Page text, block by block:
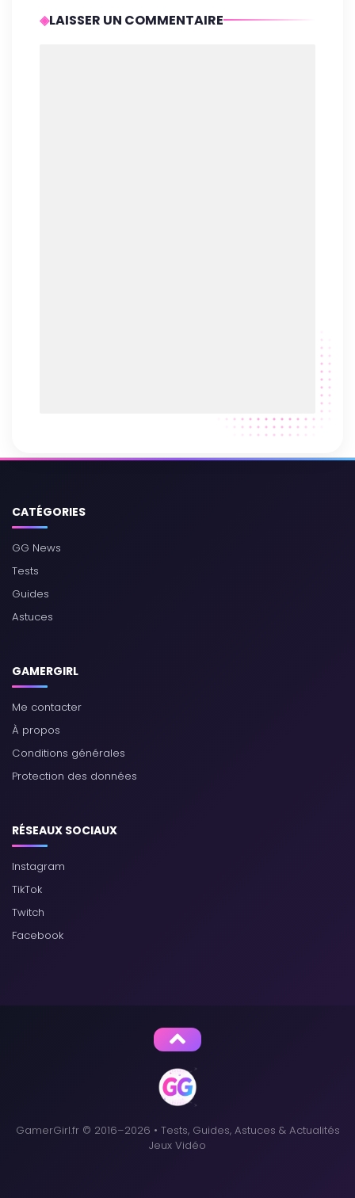
LAISSER UN COMMENTAIRE
CATÉGORIES
GG News
Tests
Guides
Astuces
GAMERGIRL
Me contacter
À propos
Conditions générales
Protection des données
RÉSEAUX SOCIAUX
Instagram
TikTok
Twitch
Facebook
GamerGirl.fr © 2016–2026 • Tests, Guides, Astuces & Actualités
Jeux Vidéo